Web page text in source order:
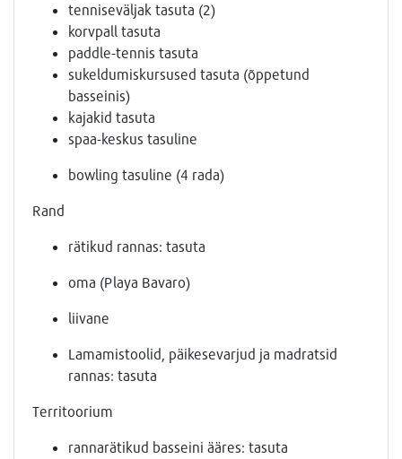
tenniseväljak tasuta (2)
korvpall tasuta
paddle-tennis tasuta
sukeldumiskursused tasuta (õppetund
basseinis)
kajakid tasuta
spaa-keskus tasuline
bowling tasuline (4 rada)
Rand
rätikud rannas: tasuta
oma (Playa Bavaro)
liivane
Lamamistoolid, päikesevarjud ja madratsid
rannas: tasuta
Territoorium
rannarätikud basseini ääres: tasuta